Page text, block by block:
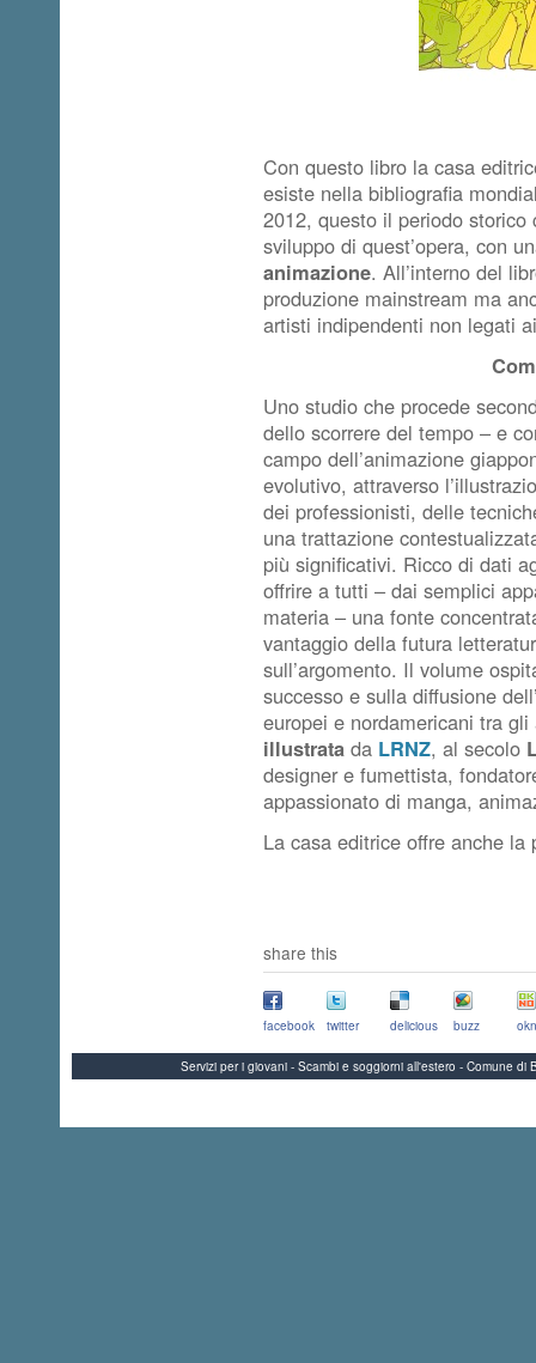
Con questo libro la casa
esiste nella bibliografia
2012, questo il periodo
sviluppo di quest’opera, con
animazione. All’interno del
produzione mainstream ma
artisti indipendenti non legati
Uno studio che procede
dello scorrere del tempo – e
campo dell’animazione
evolutivo, attraverso
dei professionisti, delle
una trattazione
più significativi. Ricco di dati
offrire a tutti – dai semplici
materia – una fonte
vantaggio della futura
sull’argomento. Il volume
successo e sulla diffusione
europei e nordamericani tra
illustrata da LRNZ, al secolo
designer e fumettista,
appassionato di manga,
La casa editrice offre anche
share this
facebook twitter delicious buzz
Servizi per i giovani - Scambi e soggiorni all'estero - Comune